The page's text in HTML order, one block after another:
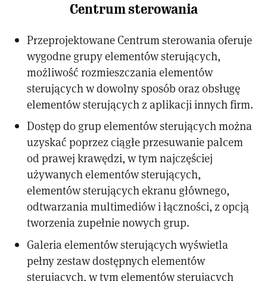
Centrum sterowania
Przeprojektowane Centrum sterowania oferuje
wygodne grupy elementów sterujących,
możliwość rozmieszczania elementów
sterujących w dowolny sposób oraz obsługę
elementów sterujących z aplikacji innych firm.
Dostęp do grup elementów sterujących można
uzyskać poprzez ciągłe przesuwanie palcem
od prawej krawędzi, w tym najczęściej
używanych elementów sterujących,
elementów sterujących ekranu głównego,
odtwarzania multimediów i łączności, z opcją
tworzenia zupełnie nowych grup.
Galeria elementów sterujących wyświetla
pełny zestaw dostępnych elementów
sterujących, w tym elementów sterujących